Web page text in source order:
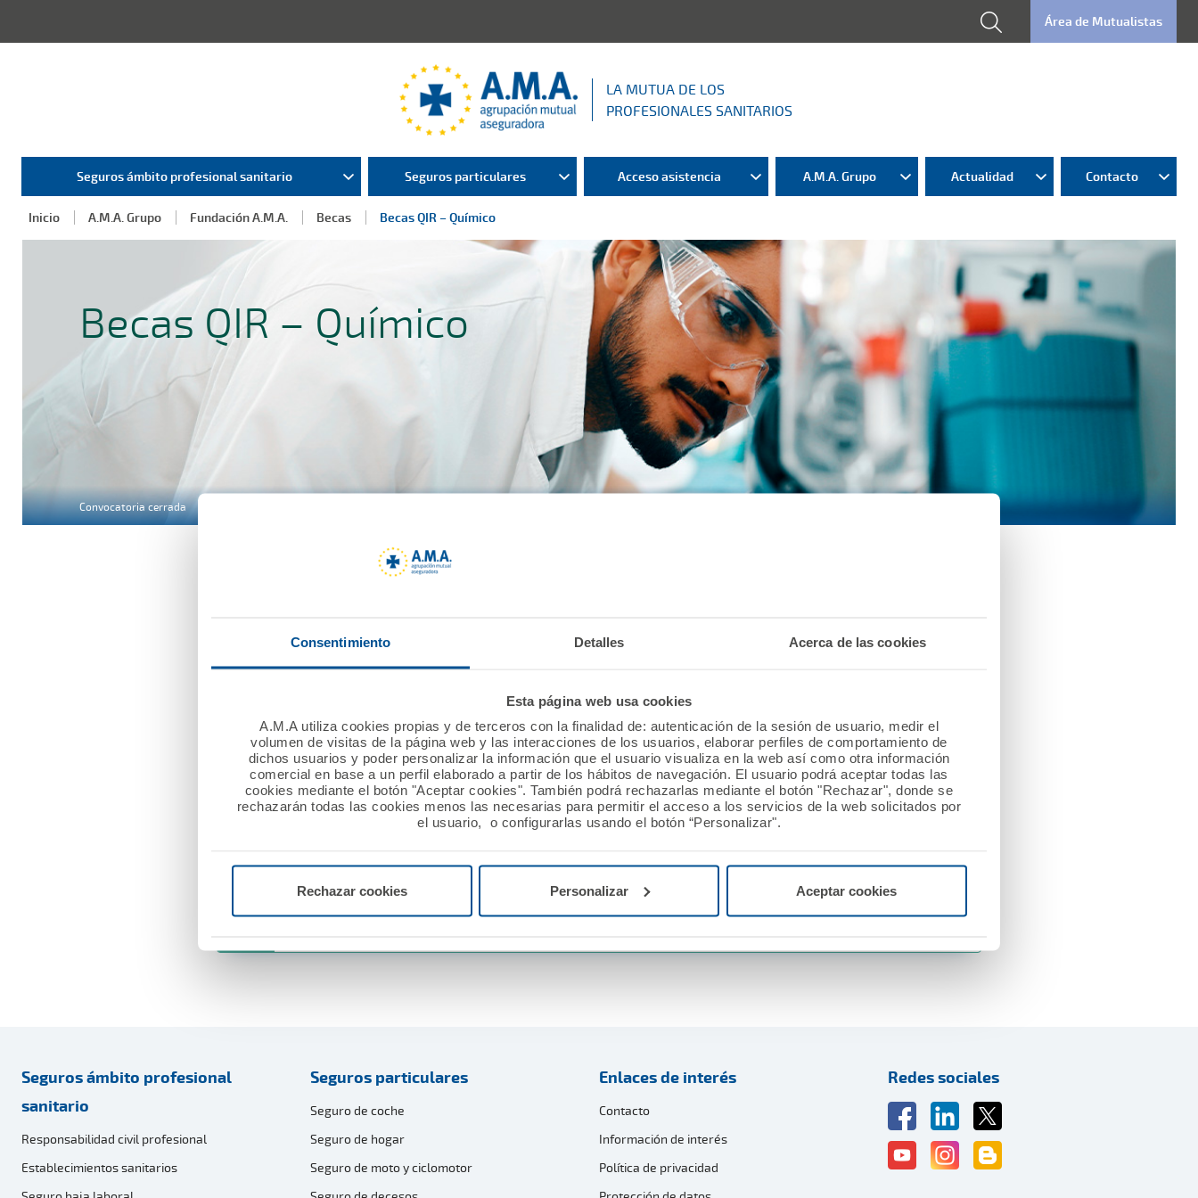
Consentimiento Detalles Acerca de las cookies
Esta página web usa cookies
A.M.A utiliza cookies propias y de terceros con la finalidad de: autenticación de la sesión de usuario, medir el
volumen de visitas de la página web y las interacciones de los usuarios, elaborar perfiles de comportamiento de
dichos usuarios y poder personalizar la información que el usuario visualiza en la web así como otra información
comercial en base a un perfil elaborado a partir de los hábitos de navegación. El usuario podrá aceptar todas las
cookies mediante el botón "Aceptar cookies". También podrá rechazarlas mediante el botón "Rechazar", donde se
rechazarán todas las cookies menos las necesarias para permitir el acceso a los servicios de la web solicitados por
el usuario, o configurarlas usando el botón “Personalizar".
Rechazar cookies Personalizar Aceptar cookies
Área de Mutualistas
LA MUTUA DE LOS
PROFESIONALES SANITARIOS
Seguros ámbito profesional sanitario Seguros particulares Acceso asistencia A.M.A. Grupo Actualidad Contacto
Inicio A.M.A. Grupo Fundación A.M.A. Becas Becas QIR – Químico
Becas QIR – Químico
Convocatoria cerrada
Más de 250.000 euros destinados en becas en cada edición.
Descargar bases de la última convocatoria 0 Mb
Seguros ámbito profesional
sanitario
Responsabilidad civil profesional
Establecimientos sanitarios
Seguros particulares
Seguro de coche
Seguro de hogar
Seguro de moto y ciclomotor
Enlaces de interés
Contacto
Información de interés
Política de privacidad
Redes sociales